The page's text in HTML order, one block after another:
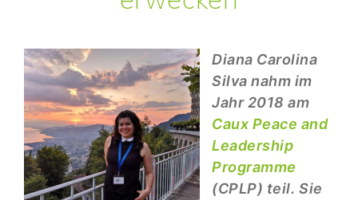
Diana Carolina
Silva nahm im
Jahr 2018 am
Caux Peace and
Leadership
Programme
(CPLP) teil. Sie